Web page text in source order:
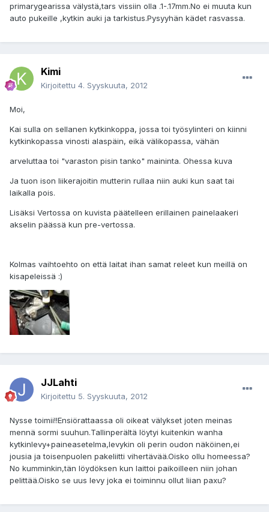
primarygearissa välystä,tars vissiin olla .1-.17mm.No ei muuta kun
auto pukeille ,kytkin auki ja tarkistus.Pysyyhän kädet rasvassa.
Kimi
Kirjoitettu 4. Syyskuuta, 2012
Moi,
Kai sulla on sellanen kytkinkoppa, jossa toi työsylinteri on kiinni
kytkinkopassa vinosti alaspäin, eikä välikopassa, vähän
arveluttaa toi "varaston pisin tanko" maininta. Ohessa kuva
Ja tuon ison liikerajoitin mutterin rullaa niin auki kun saat tai
laikalla pois.
Lisäksi Vertossa on kuvista päätelleen erillainen painelaakeri
akselin päässä kun pre-vertossa.
Kolmas vaihtoehto on että laitat ihan samat releet kun meillä on
kisapeleissä :)
JJLahti
Kirjoitettu 5. Syyskuuta, 2012
Nysse toimii!!Ensiörattaassa oli oikeat välykset joten meinas
mennä sormi suuhun.Tallinperältä löytyi kuitenkin wanha
kytkinlevy+paineasetelma,levykin oli perin oudon näköinen,ei
jousia ja toisenpuolen pakeliitti vihertävää.Oisko ollu homeessa?
No kumminkin,tän löydöksen kun laittoi paikoilleen niin johan
pelittää.Oisko se uus levy joka ei toiminnu ollut liian paxu?